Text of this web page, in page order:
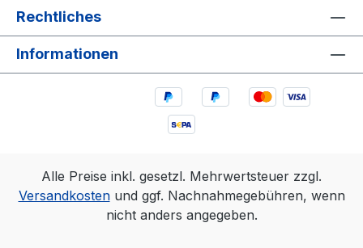
Rechtliches
Informationen
Alle Preise inkl. gesetzl. Mehrwertsteuer zzgl.
Versandkostenund ggf. Nachnahmegebühren, wenn
nicht anders angegeben.